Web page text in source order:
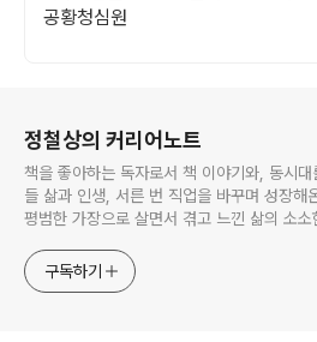
공황청심원
정철상의 커리어노트
책을 좋아하는 독자로서 책 이야기와, 동시
들 삶과 인생, 서른 번 직업을 바꾸며 성장해
평범한 가장으로 살면서 겪고 느낀 삶의 소소
고픈 커리어코치, 유튜브: 정교수의 인생수업
구독하기